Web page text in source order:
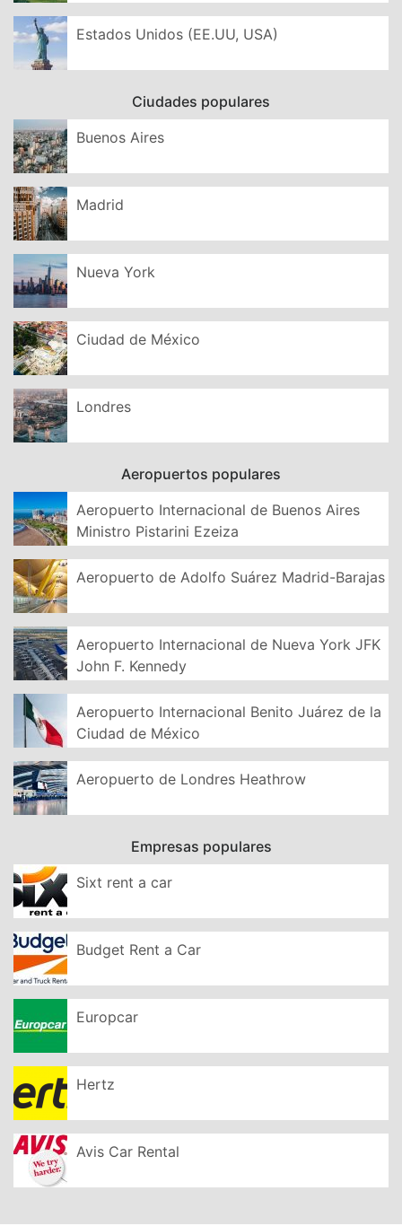
Estados Unidos (EE.UU, USA)
Ciudades populares
Buenos Aires
Madrid
Nueva York
Ciudad de México
Londres
Aeropuertos populares
Aeropuerto Internacional de Buenos Aires
Ministro Pistarini Ezeiza
Aeropuerto de Adolfo Suárez Madrid-Barajas
Aeropuerto Internacional de Nueva York JFK
John F. Kennedy
Aeropuerto Internacional Benito Juárez de la
Ciudad de México
Aeropuerto de Londres Heathrow
Empresas populares
Sixt rent a car
Budget Rent a Car
Europcar
Hertz
Avis Car Rental